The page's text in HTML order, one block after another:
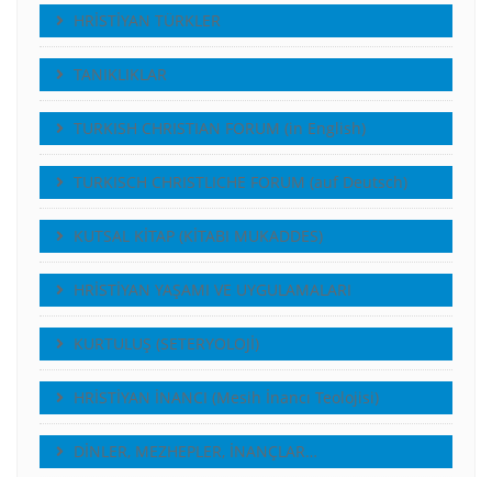
HRİSTİYAN TÜRKLER
TANIKLIKLAR
TURKISH CHRISTIAN FORUM (in English)
TURKISCH CHRISTLICHE FORUM (auf Deutsch)
KUTSAL KİTAP (KİTABI MUKADDES)
HRİSTİYAN YAŞAMI VE UYGULAMALARI
KURTULUŞ (SETERYOLOJİ)
HRİSTİYAN İNANCI (Mesih İnancı Teolojisi)
DİNLER, MEZHEPLER, İNANÇLAR…